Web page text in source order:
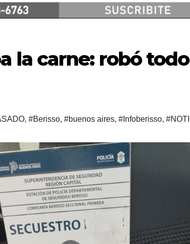
la carne: robó
, #Berisso, #buenos aires, #Infoberisso,